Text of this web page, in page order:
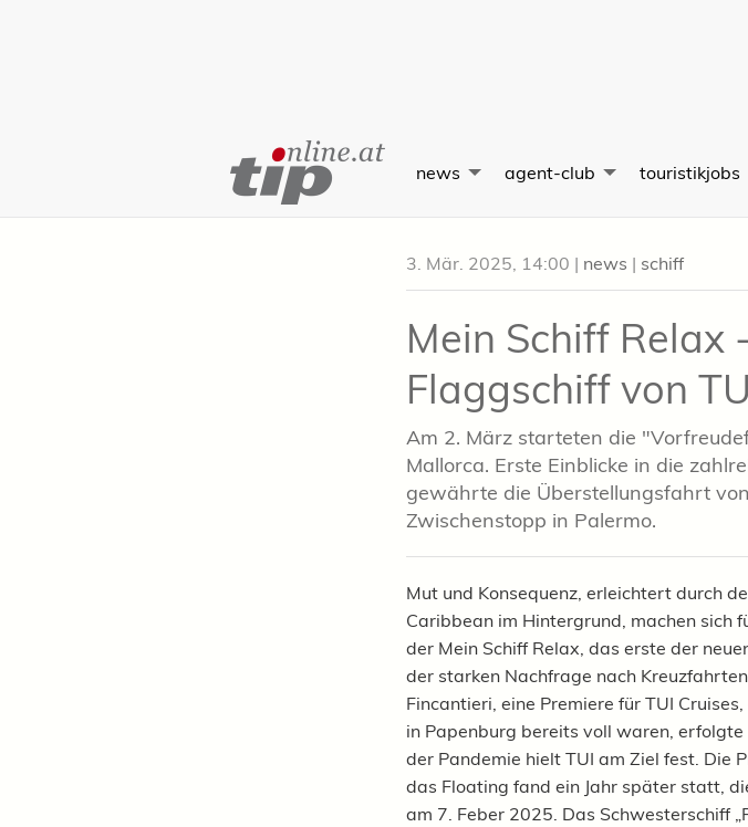
Content
news agent-club touristikjobs
3. Mär. 2025, 14:00 | news | schiff
Mein Schiff Relax
Flaggschiff von
Am 2. März starteten die
Mallorca. Erste Einblicke in die
gewährte die Überstellungsfahrt
Zwischenstopp in Palermo.
Mut und Konsequenz, erleichtert durch
Caribbean im Hintergrund, machen sich
der Mein Schiff Relax, das erste der
der starken Nachfrage nach
Fincantieri, eine Premiere für TUI
in Papenburg bereits voll waren,
der Pandemie hielt TUI am Ziel fest. Die
das Floating fand ein Jahr später statt,
am 7. Feber 2025. Das Schwesterschiff